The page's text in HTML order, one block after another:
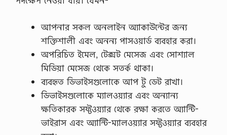
আপনার সকল অনলাইন অ্যাকাউন্টের জন্য
শক্তিশালী এবং অনন্য পাসওয়ার্ড ব্যবহার করা।
অপরিচিত ইমেল, টেক্সট মেসেজ এবং সোশ্যাল
মিডিয়া মেসেজ থেকে সতর্ক থাকা।
ব্যবহৃত ডিভাইসগুলোকে আপ টু ডেট রাখা।
ডিভাইসগুলোকে ম্যালওয়্যার এবং অন্যান্য
ক্ষতিকারক সফ্টওয়্যার থেকে রক্ষা করতে অ্যান্টি-
ভাইরাস এবং অ্যান্টি-ম্যালওয়্যার সফ্টওয়্যার ব্যবহার